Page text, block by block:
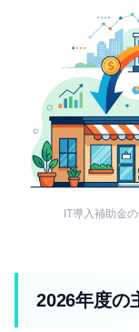
IT導入補助金
2026年度の